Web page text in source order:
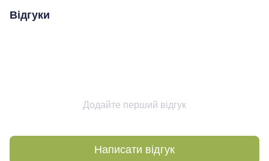
Відгуки
Додайте перший відгук
Написати відгук